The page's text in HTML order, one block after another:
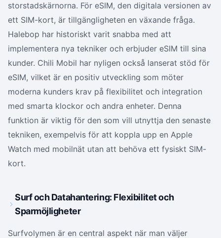
storstadskärnorna. För eSIM, den digitala versionen av
ett SIM-kort, är tillgängligheten en växande fråga.
Halebop har historiskt varit snabba med att
implementera nya tekniker och erbjuder eSIM till sina
kunder. Chili Mobil har nyligen också lanserat stöd för
eSIM, vilket är en positiv utveckling som möter
moderna kunders krav på flexibilitet och integration
med smarta klockor och andra enheter. Denna
funktion är viktig för den som vill utnyttja den senaste
tekniken, exempelvis för att koppla upp en Apple
Watch med mobilnät utan att behöva ett fysiskt SIM-
kort.
Surf och Datahantering: Flexibilitet och
Sparmöjligheter
Surfvolymen är en central aspekt när man väljer